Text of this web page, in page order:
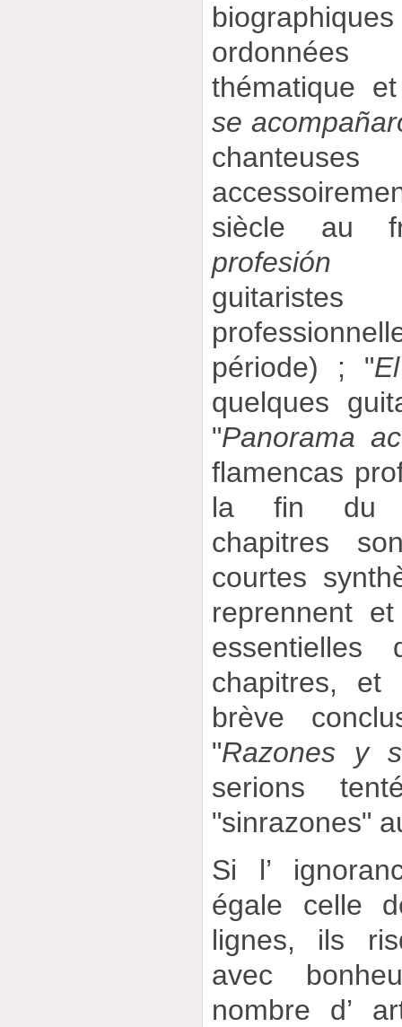
thématique
se
siècle au
profesión
période) ; "
quelques
"Panorama
flamencas
la fin du
chapitres
courtes
reprennent
essentielles
chapitres,
brève
"Razones y
serions
"sinrazones"
Si l’
égale celle
lignes, ils
avec
nombre d’